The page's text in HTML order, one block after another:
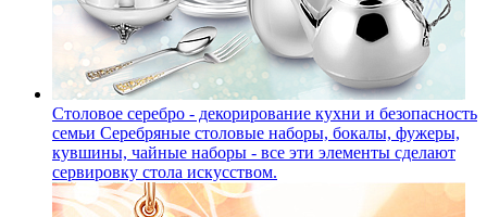
Столовое серебро - декорирование кухни и безопасность
семьи Серебряные столовые наборы, бокалы, фужеры,
кувшины, чайные наборы - все эти элементы сделают
сервировку стола искусством.